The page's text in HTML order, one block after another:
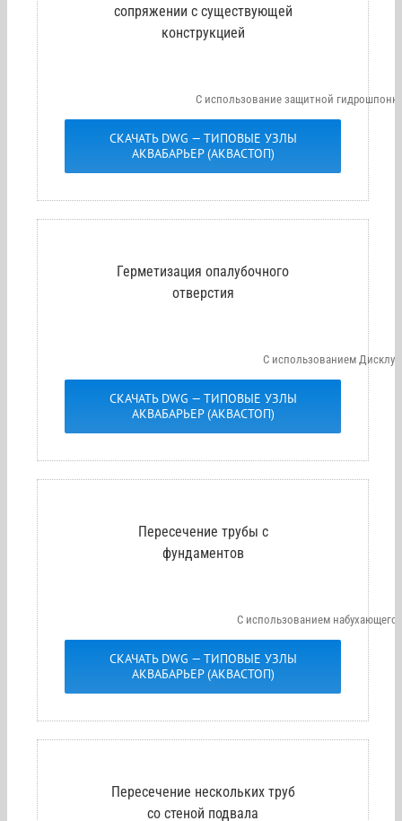
сопряжении с существующей
конструкцией
С использование защитной
СКАЧАТЬ DWG — ТИПОВЫЕ УЗЛЫ
АКВАБАРЬЕР (АКВАСТОП)
Герметизация опалубочного
отверстия
С использованием
СКАЧАТЬ DWG — ТИПОВЫЕ УЗЛЫ
АКВАБАРЬЕР (АКВАСТОП)
Пересечение трубы с
фундаментов
С использованием
СКАЧАТЬ DWG — ТИПОВЫЕ УЗЛЫ
АКВАБАРЬЕР (АКВАСТОП)
Пересечение нескольких труб
со стеной подвала